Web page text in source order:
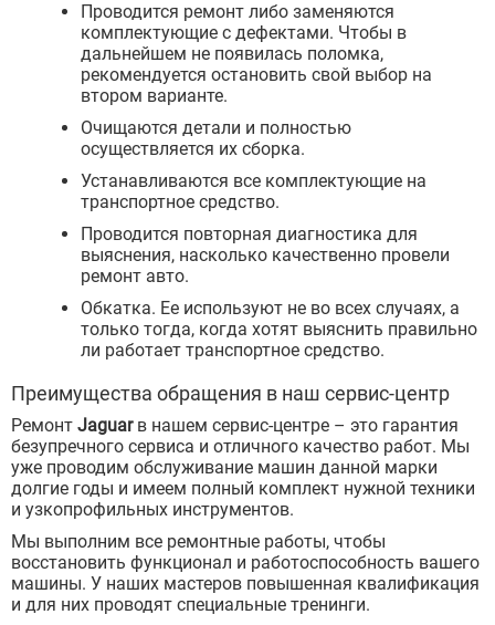
Проводится ремонт либо заменяются
комплектующие с дефектами. Чтобы в
дальнейшем не появилась поломка,
рекомендуется остановить свой выбор на
втором варианте.
Очищаются детали и полностью
осуществляется их сборка.
Устанавливаются все комплектующие на
транспортное средство.
Проводится повторная диагностика для
выяснения, насколько качественно провели
ремонт авто.
Обкатка. Ее используют не во всех случаях, а
только тогда, когда хотят выяснить правильно
ли работает транспортное средство.
Преимущества обращения в наш сервис-центр
Ремонт Jaguarв нашем сервис-центре – это гарантия
безупречного сервиса и отличного качество работ. Мы
уже проводим обслуживание машин данной марки
долгие годы и имеем полный комплект нужной техники
и узкопрофильных инструментов.
Мы выполним все ремонтные работы, чтобы
восстановить функционал и работоспособность вашего
машины. У наших мастеров повышенная квалификация
и для них проводят специальные тренинги.